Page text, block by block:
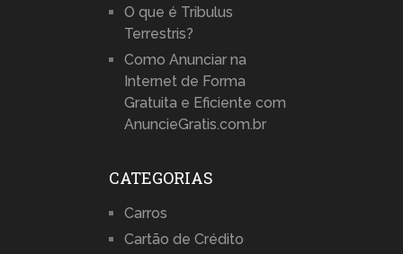
O que é Tribulus
Terrestris?
Como Anunciar na
Internet de Forma
Gratuita e Eficiente com
AnuncieGratis.com.br
CATEGORIAS
Carros
Cartão de Crédito